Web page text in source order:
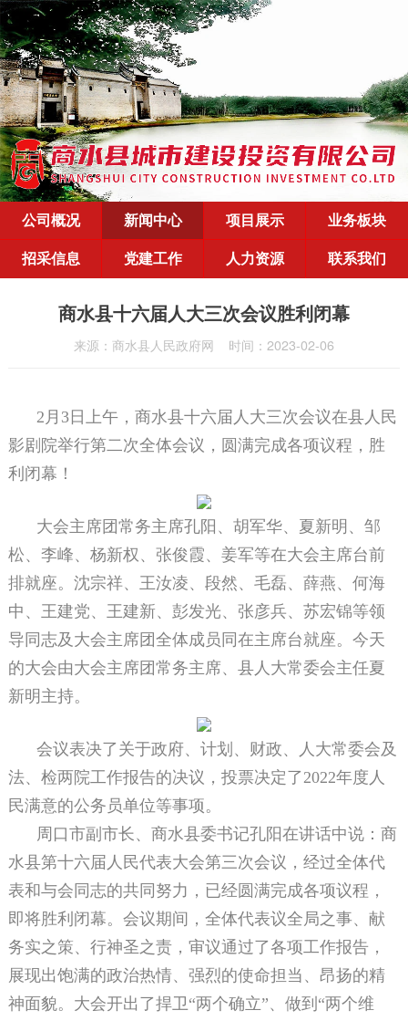
公司概况 新闻中心 项目展示
业务板块
招采信息
党建工作 人力资源 联系我们
商水县十六届人大三次会议胜利闭幕
来源：商水县人民政府网 时间：2023-02-06
2月3日上午，商水县十六届人大三次会议在县人民
影剧院举行第二次全体会议，圆满完成各项议程，胜
利闭幕！
大会主席团常务主席孔阳、胡军华、夏新明、邹
松、李峰、杨新权、张俊霞、姜军等在大会主席台前
排就座。沈宗祥、王汝凌、段然、毛磊、薛燕、何海
中、王建党、王建新、彭发光、张彦兵、苏宏锦等领
导同志及大会主席团全体成员同在主席台就座。今天
的大会由大会主席团常务主席、县人大常委会主任夏
新明主持。
会议表决了关于政府、计划、财政、人大常委会及
法、检两院工作报告的决议，投票决定了2022年度人
民满意的公务员单位等事项。
周口市副市长、商水县委书记孔阳在讲话中说：商
水县第十六届人民代表大会第三次会议，经过全体代
表和与会同志的共同努力，已经圆满完成各项议程，
即将胜利闭幕。会议期间，全体代表议全局之事、献
务实之策、行神圣之责，审议通过了各项工作报告，
展现出饱满的政治热情、强烈的使命担当、昂扬的精
神面貌。大会开出了捍卫“两个确立”、做到“两个维